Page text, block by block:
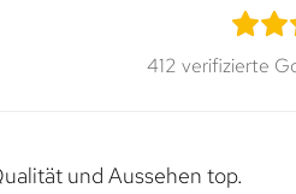
412 verifizierte
und Aussehen top.